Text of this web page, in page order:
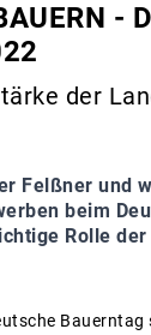
-
der
Felßner und
beim
Rolle
Bauerntag